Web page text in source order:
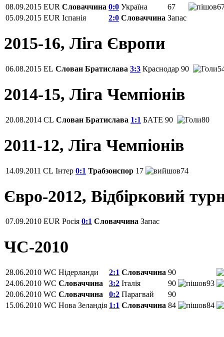
08.09.2015 EUR Словаччина 0:0 Україна 67
05.09.2015 EUR Іспанія 2:0 Словаччина Запас
2015-16, Ліга Європи
06.08.2015 EL Слован Братислава 3:3 Краснодар 90
2014-15, Ліга Чемпіонів
20.08.2014 CL Слован Братислава 1:1 БАТЕ 90 80
2011-12, Ліга Чемпіонів
14.09.2011 CL Інтер 0:1 Трабзонспор 17 74
Євро-2012, Відбірковий
07.09.2010 EUR Росія 0:1 Словаччина Запас
ЧС-2010
28.06.2010 WC Нідерланди 2:1 Словаччина 90
24.06.2010 WC Словаччина 3:2 Італія 90
93
20.06.2010 WC Словаччина 0:2 Парагвай
90
15.06.2010 WC Нова Зеландія 1:1 Словаччина 84 84